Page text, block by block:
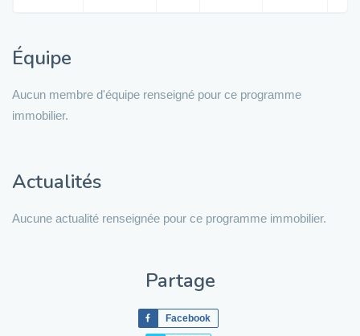
Équipe
Aucun membre d'équipe renseigné pour ce programme
immobilier.
Actualités
Aucune actualité renseignée pour ce programme immobilier.
Partage
Facebook